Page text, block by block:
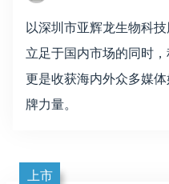
以深圳市亚辉龙生物科
立足于国内市场的同时
更是收获海内外众多媒
牌力量。
上市